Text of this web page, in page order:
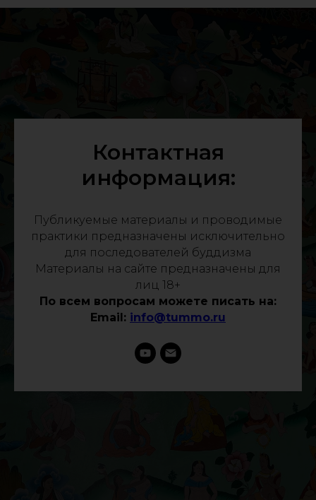
Контактная
информация:
Публикуемые материалы и проводимые
практики предназначены исключительно
для последователей буддизма
Материалы на сайте предназначены для
лиц 18+
По всем вопросам можете писать на:
Email: info@tummo.ru